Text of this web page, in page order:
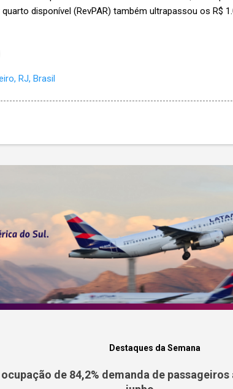
disponível (RevPAR) também ultrapassou os R$
RJ, Brasil
Destaques da Semana
de 84,2% demanda de